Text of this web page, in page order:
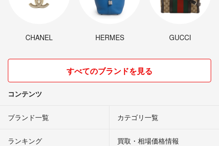
CHANEL HERMES GUCCI
すべてのブランドを見る
コンテンツ
ブランド一覧 カテゴリ一覧
ランキング 買取・相場価格情報